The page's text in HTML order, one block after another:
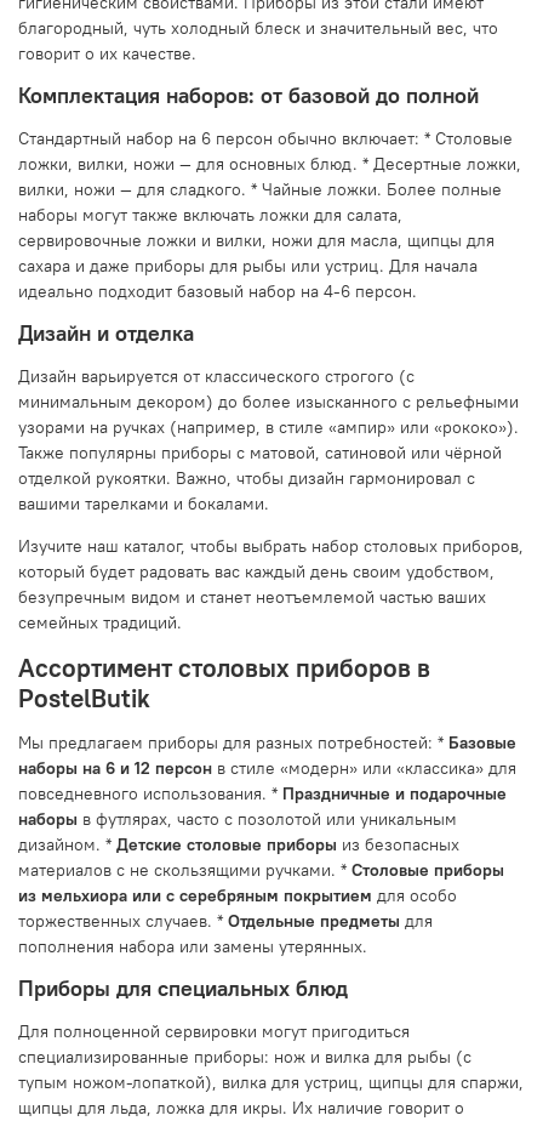
благородный, чуть холодный блеск и значительный вес, что
говорит о их качестве.
Комплектация наборов: от базовой до полной
Стандартный набор на 6 персон обычно включает: * Столовые
ложки, вилки, ножи — для основных блюд. * Десертные ложки,
вилки, ножи — для сладкого. * Чайные ложки. Более полные
наборы могут также включать ложки для салата,
сервировочные ложки и вилки, ножи для масла, щипцы для
сахара и даже приборы для рыбы или устриц. Для начала
идеально подходит базовый набор на 4-6 персон.
Дизайн и отделка
Дизайн варьируется от классического строгого (с
минимальным декором) до более изысканного с рельефными
узорами на ручках (например, в стиле «ампир» или «рококо»).
Также популярны приборы с матовой, сатиновой или чёрной
отделкой рукоятки. Важно, чтобы дизайн гармонировал с
вашими тарелками и бокалами.
Изучите наш каталог, чтобы выбрать набор столовых приборов,
который будет радовать вас каждый день своим удобством,
безупречным видом и станет неотъемлемой частью ваших
семейных традиций.
Ассортимент столовых приборов в
PostelButik
Мы предлагаем приборы для разных потребностей: * Базовые
наборы на 6 и 12 персон в стиле «модерн» или «классика» для
повседневного использования. * Праздничные и подарочные
наборы в футлярах, часто с позолотой или уникальным
дизайном. * Детские столовые приборы из безопасных
материалов с не скользящими ручками. * Столовые приборы
из мельхиора или с серебряным покрытием для особо
торжественных случаев. * Отдельные предметы для
пополнения набора или замены утерянных.
Приборы для специальных блюд
Для полноценной сервировки могут пригодиться
специализированные приборы: нож и вилка для рыбы (с
тупым ножом-лопаткой), вилка для устриц, щипцы для спаржи,
щипцы для льда, ложка для икры. Их наличие говорит о